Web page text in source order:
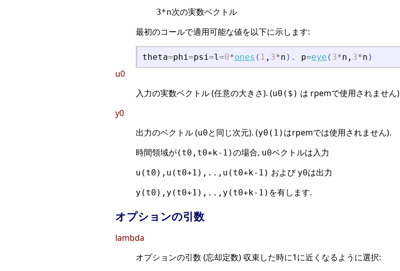
3*n次の実数ベクトル
最初のコールで適用可能な値を以下に示します:
theta=phi=psi=l=0*ones ( 1 , 3*n ) . p=eye ( 3*n , 3*n )
u0
入力の実数ベクトル (任意の大きさ). (u0($) は rpemで使用されません)
y0
出力のベクトル (u0と同じ次元). (y0(1) はrpemでは使用されません).
時間領域が(t0,t0+k-1)の場合, u0ベクトルは入力
u(t0),u(t0+1),..,u(t0+k-1) および y0は出力
y(t0),y(t0+1),..,y(t0+k-1) を有します.
オプションの引数
lambda
オプションの引数 (忘却定数) 収束した時に1に近くなるように選択: